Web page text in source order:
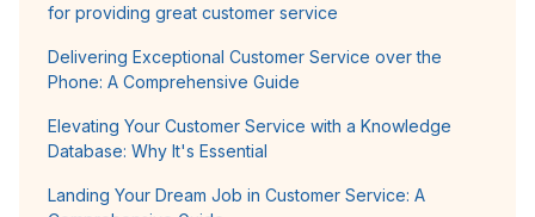
for providing great customer service
Delivering Exceptional Customer Service over the
Phone: A Comprehensive Guide
Elevating Your Customer Service with a Knowledge
Database: Why It's Essential
Landing Your Dream Job in Customer Service: A